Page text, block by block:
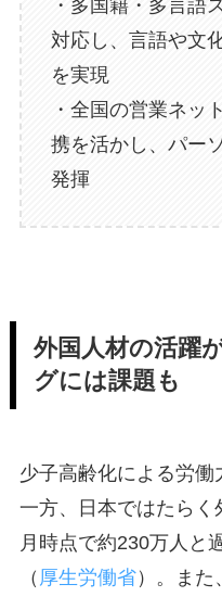
・多国籍・多言語
対応し、言語や文
を実現
・全国の営業ネッ
携を活かし、パー
発揮
外国人材の活躍
グには課題も
少子高齢化による労働
一方、日本ではたら
月時点で約230万人と
（ 厚生労働省）。また